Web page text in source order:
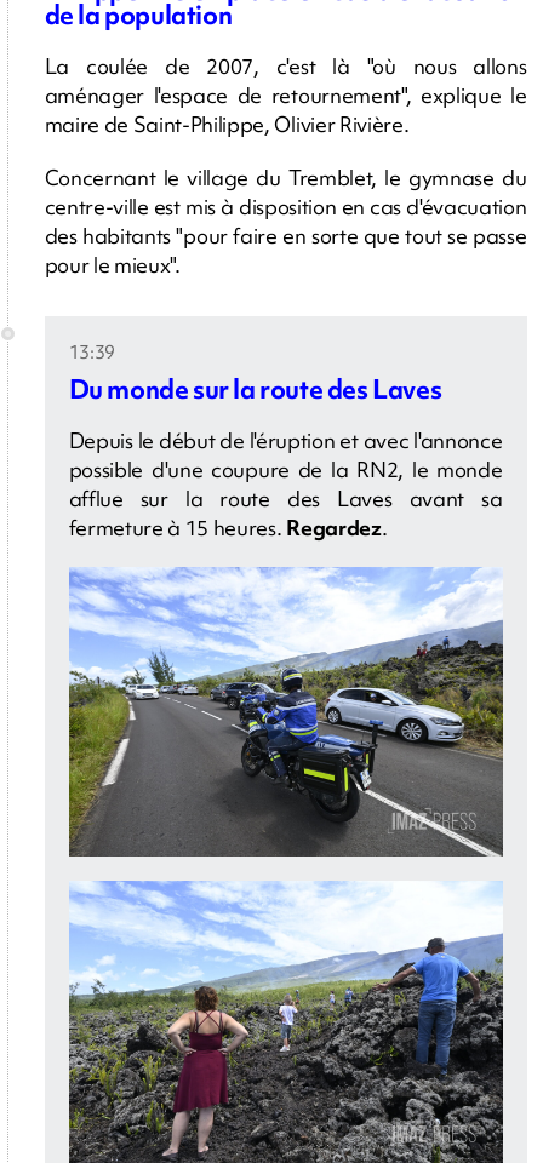
de la population
La coulée de 2007, c'est là "où nous allons
aménager l'espace de retournement", explique le
maire de Saint-Philippe, Olivier Rivière.
Concernant le village du Tremblet, le gymnase du
centre-ville est mis à disposition en cas d'évacuation
des habitants "pour faire en sorte que tout se passe
pour le mieux".
13:39
Du monde sur la route des Laves
Depuis le début de l'éruption et avec l'annonce
possible d'une coupure de la RN2, le monde
afflue sur la route des Laves avant sa
fermeture à 15 heures. Regardez.